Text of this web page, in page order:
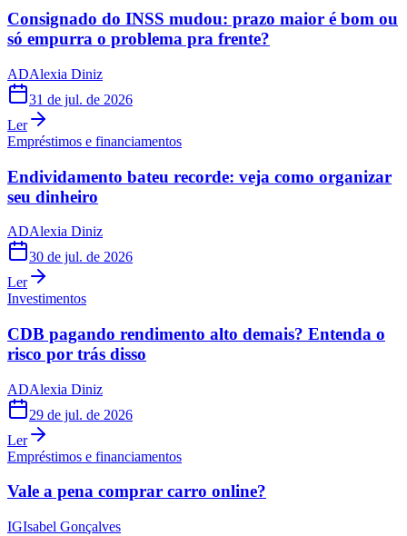
Consignado do INSS mudou: prazo maior é bom ou
só empurra o problema pra frente?
ADAlexia Diniz
31 de jul. de 2026
Ler
Empréstimos e financiamentos
Endividamento bateu recorde: veja como organizar
seu dinheiro
ADAlexia Diniz
30 de jul. de 2026
Ler
Investimentos
CDB pagando rendimento alto demais? Entenda o
risco por trás disso
ADAlexia Diniz
29 de jul. de 2026
Ler
Empréstimos e financiamentos
Vale a pena comprar carro online?
IGIsabel Gonçalves